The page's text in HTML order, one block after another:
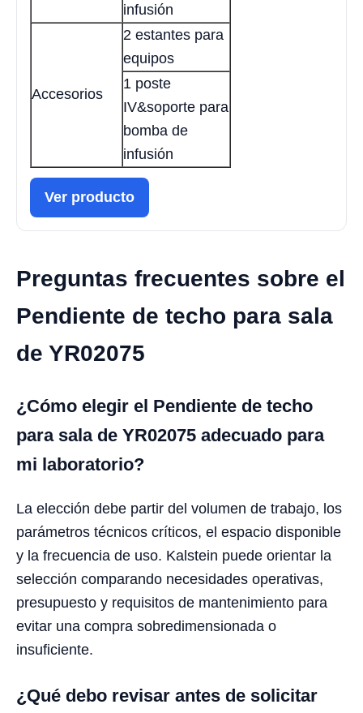
infusión
Accesorios
2 estantes para
equipos
1 poste
IV&soporte para
bomba de
infusión
Ver producto
Preguntas frecuentes sobre el
Pendiente de techo para sala
de YR02075
¿Cómo elegir el Pendiente de techo
para sala de YR02075 adecuado para
mi laboratorio?
La elección debe partir del volumen de trabajo, los
parámetros técnicos críticos, el espacio disponible
y la frecuencia de uso. Kalstein puede orientar la
selección comparando necesidades operativas,
presupuesto y requisitos de mantenimiento para
evitar una compra sobredimensionada o
insuficiente.
¿Qué debo revisar antes de solicitar